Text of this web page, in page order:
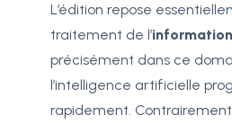
L’édition repose
traitement de l’
précisément dans ce
l’intelligence artificielle
rapidement. Contrairement